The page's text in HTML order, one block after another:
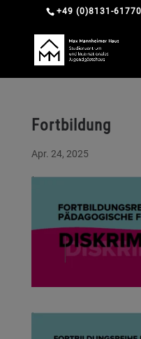
+49 (0)8131-61770
Fortbildung
Apr. 24, 2025